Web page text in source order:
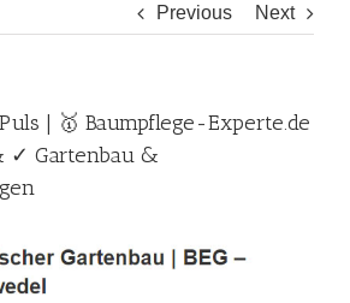
Previous Next
| 🥇 Baumpflege-Experte.de
✓ Gartenbau &